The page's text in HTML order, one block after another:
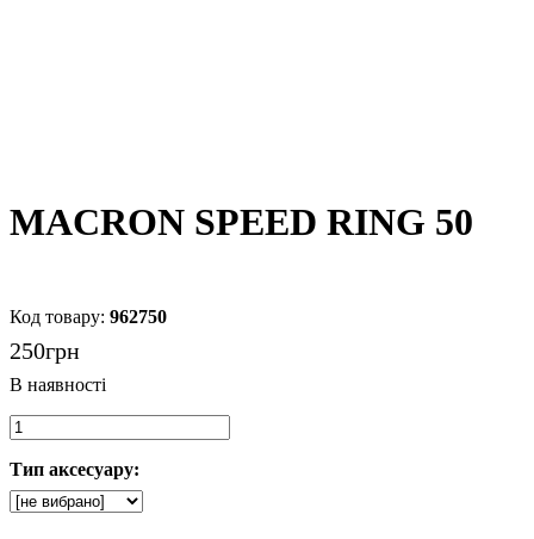
MACRON SPEED RING 50
962750
250грн
Тип аксесуару: